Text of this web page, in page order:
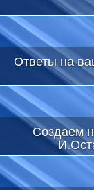
Ответы на
Создаем